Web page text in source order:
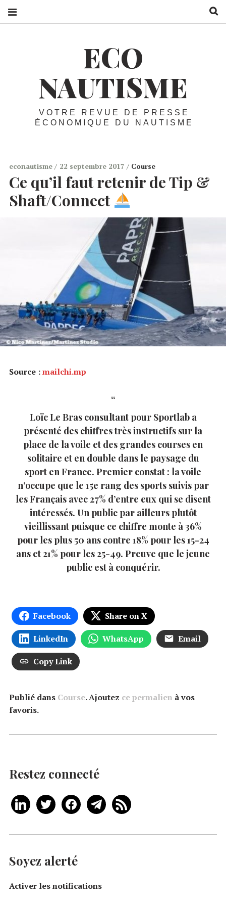
ECO
NAUTISME
VOTRE REVUE DE PRESSE
ÉCONOMIQUE DU NAUTISME
econautisme 22 septembre 2017 Course
Ce qu’il faut retenir de Tip &
Shaft/Connect
Source :mailchi.mp
Loïc Le Bras consultant pour Sportlab a
présenté des chiffres très instructifs sur la
place de la voile et des grandes courses en
solitaire et en double dans le paysage du
sport en France. Premier constat : la voile
n’occupe que le 15e rang des sports suivis par
les Français avec 27% d’entre eux qui se disent
intéressés. Un public par ailleurs plutôt
vieillissant puisque ce chiffre monte à 36%
pour les plus 50 ans contre 18% pour les 15-24
ans et 21% pour les 25-49. Preuve que le jeune
public est à conquérir.
Facebook Share on X
LinkedIn WhatsApp Email
Copy Link
Publié dans Course. Ajoutez ce permalien à vos
favoris.
Restez connecté
Soyez alerté
Activer les notifications